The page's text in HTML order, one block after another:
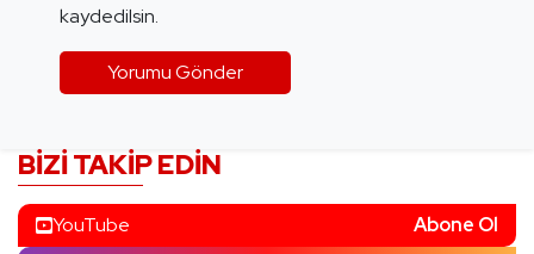
kaydedilsin.
BIZI TAKIP EDIN
YouTube
Abone Ol